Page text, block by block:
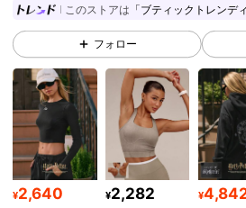
4.92 2.2M フォロワー
4.92 2.2M フォロワー
4.92 2.2M フォロワー
4.92 2.2M フォロワー
このストアは 「ブティックトレンディ
フォロー
¥2,640 ¥2,282 ¥